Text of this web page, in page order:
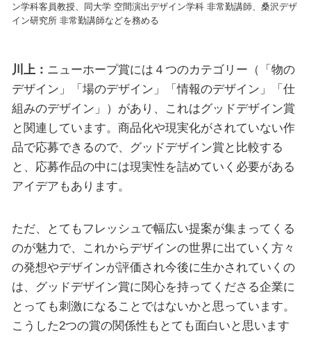
ン学科客員教授、同大学 空間演出デザイン学科 非常勤講師、桑沢デザ
イン研究所 非常勤講師などを務める
川上： ニューホープ賞には４つのカテゴリー（「物の
デザイン」「場のデザイン」「情報のデザイン」「仕
組みのデザイン」）があり、これはグッドデザイン賞
と関連しています。商品化や現実化がされていない作
品で応募できるので、グッドデザイン賞と比較する
と、応募作品の中には現実性を詰めていく必要がある
アイデアもあります。
ただ、とてもフレッシュで幅広い提案が集まってくる
のが魅力で、これからデザインの世界に出ていく方々
の発想やデザインが評価され今後に生かされていくの
は、グッドデザイン賞に関心を持ってくださる企業に
とっても刺激になることではないかと思っています。
こうした2つの賞の関係性もとても面白いと思います